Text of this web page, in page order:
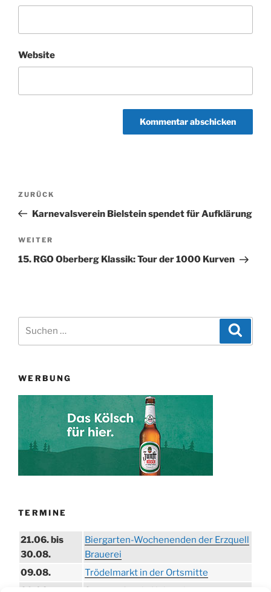
Website
Beitragsnavigation
Vorheriger
Beitrag
ZURÜCK
Karnevalsverein Bielstein spendet für Aufklärung
Nächster
Beitrag
WEITER
15. RGO Oberberg Klassik: Tour der 1000 Kurven
WERBUNG
TERMINE
21.06. bis
30.08.
Biergarten-Wochenenden der Erzquell
Brauerei
09.08.
Trödelmarkt in der Ortsmitte